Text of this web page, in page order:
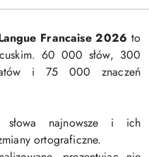
Francaise 2026 to
60 000 słów, 300
i 75 000 znaczeń
słowa najnowsze i ich
ortograficzne.